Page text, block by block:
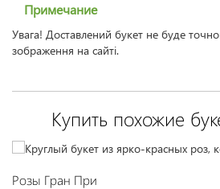
Примечание
Увага! Доставлений букет не буде
зображення на сайті.
Купить похожие
Розы Гран При